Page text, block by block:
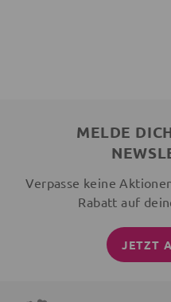
MELDE
Verpasse keine
Rabatt auf
JETZT